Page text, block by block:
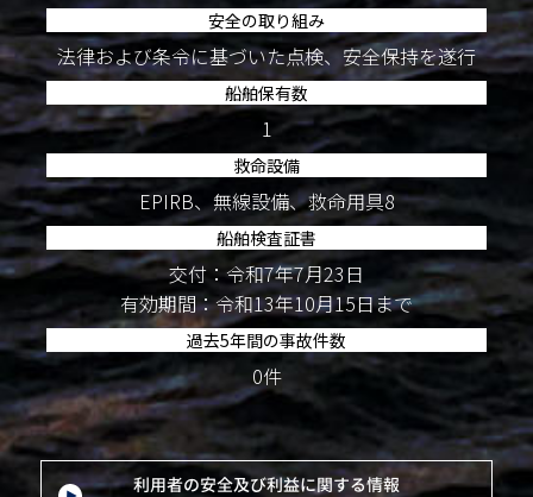
安全の取り組み
法律および条令に基づいた点検、安全保持を遂行
船舶保有数
1
救命設備
EPIRB、無線設備、救命用具8
船舶検査証書
交付：令和7年7月23日
有効期間：令和13年10月15日まで
過去5年間の事故件数
0件